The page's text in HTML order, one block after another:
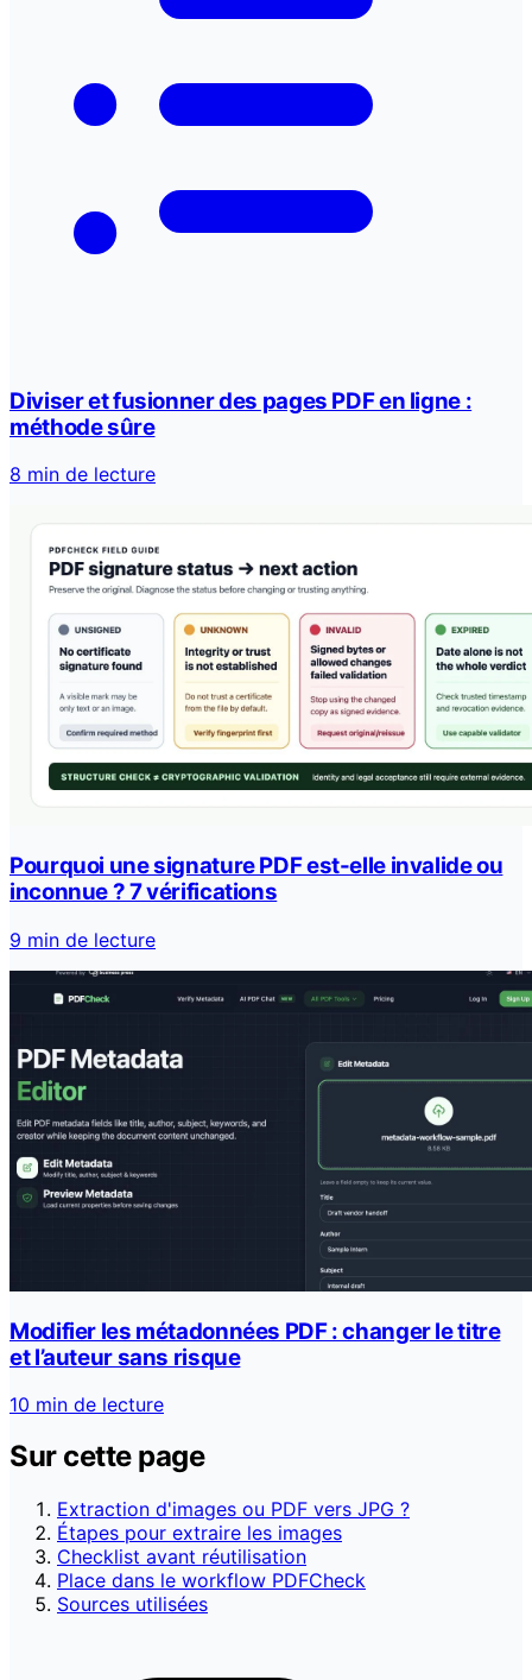
Diviser et fusionner des pages PDF en ligne :
méthode sûre
8 min de lecture
Pourquoi une signature PDF est-elle invalide ou
inconnue ? 7 vérifications
9 min de lecture
Modifier les métadonnées PDF : changer le titre
et l’auteur sans risque
10 min de lecture
Sur cette page
Extraction d'images ou PDF vers JPG ?
Étapes pour extraire les images
Checklist avant réutilisation
Place dans le workflow PDFCheck
Sources utilisées